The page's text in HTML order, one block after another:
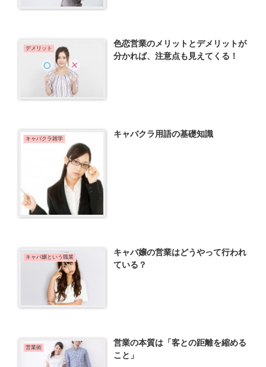
デメリット
色恋営業のメリットとデメリットが
分かれば、注意点も見えてくる！
キャバクラ雑学 キャバクラ用語の基礎知識
キャバ嬢という職業
キャバ嬢の営業はどうやって行われ
ている？
営業術
営業の本質は「客との距離を縮める
こと」